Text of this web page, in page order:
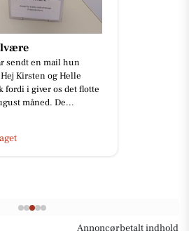
sendt en mail hun
Kirsten og Helle
fordi i giver os det flotte
måned. De...
Annoncørbetalt indhold